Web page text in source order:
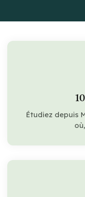
Étudiez depuis